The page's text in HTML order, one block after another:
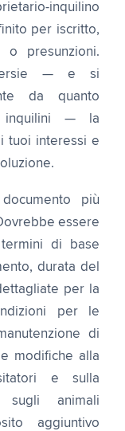
inquilino
per iscritto,
presunzioni.
— e si
da quanto
inquilini — la
tuoi interessi e
più
essere
di base
durata del
per la
per le
di
modifiche alla
e sulla
sugli animali
aggiuntivo